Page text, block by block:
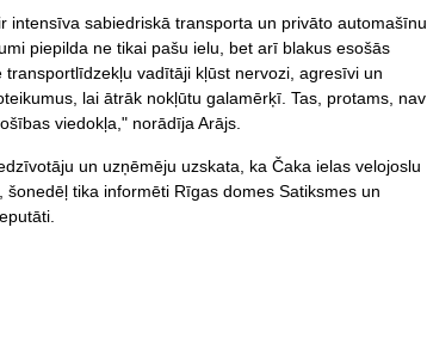
intensīva sabiedriskā transporta un privāto automašīnu
piepilda ne tikai pašu ielu, bet arī blakus esošās
transportlīdzekļu vadītāji kļūst nervozi, agresīvi un
lai ātrāk nokļūtu galamērķī. Tas, protams, nav
viedokļa," norādīja Arājs.
un uzņēmēju uzskata, ka Čaka ielas velojoslu
tika informēti Rīgas domes Satiksmes un